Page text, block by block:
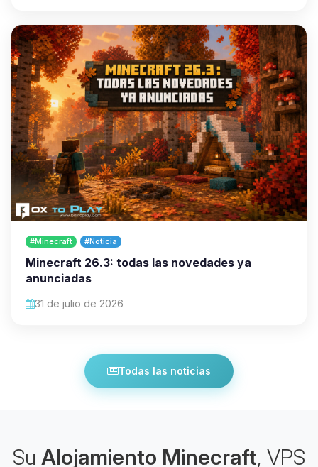
#Minecraft #Noticia
Minecraft 26.3: todas las novedades ya
anunciadas
31 de julio de 2026
Todas las noticias
Su Alojamiento Minecraft, VPS